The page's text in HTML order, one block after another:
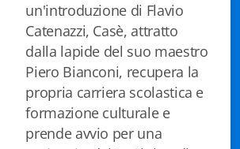
un'introduzione di Flavio
Catenazzi, Casè, attratto
dalla lapide del suo maestro
Piero Bianconi, recupera la
propria carriera scolastica e
formazione culturale e
prende avvio per una